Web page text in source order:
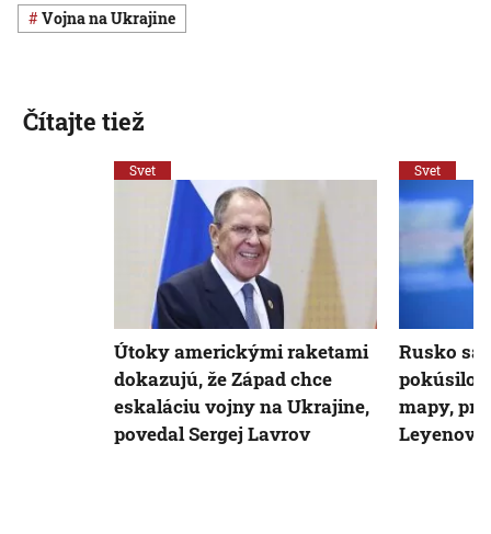
vojna na Ukrajine
Čítajte tiež
Svet
Útoky americkými raketami
dokazujú, že Západ chce
eskaláciu vojny na Ukrajine,
povedal Sergej Lavrov
Svet
Rusko sa
pokúsilo
mapy,
Leyenová